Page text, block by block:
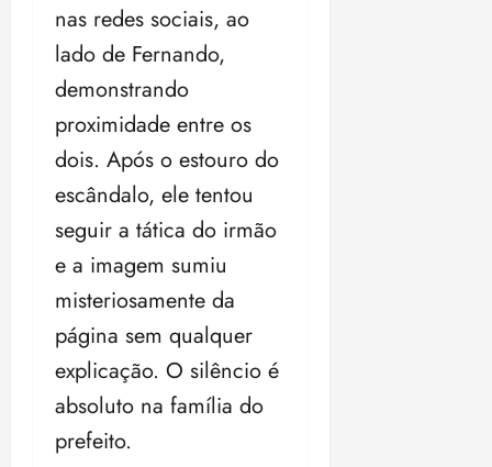
nas redes sociais, ao
lado de Fernando,
demonstrando
proximidade entre os
dois. Após o estouro do
escândalo, ele tentou
seguir a tática do irmão
e a imagem sumiu
misteriosamente da
página sem qualquer
explicação. O silêncio é
absoluto na família do
prefeito.